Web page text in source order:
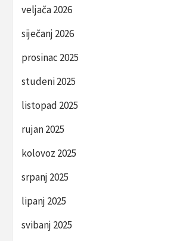
veljača 2026
siječanj 2026
prosinac 2025
studeni 2025
listopad 2025
rujan 2025
kolovoz 2025
srpanj 2025
lipanj 2025
svibanj 2025